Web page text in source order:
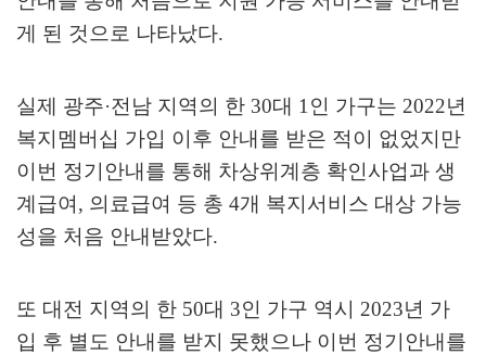
게 된 것으로 나타났다.
실제 광주·전남 지역의 한 30대 1 인 가구는 2022년
복지멤버십 가입 이후 안내를 받은 적이 없었지만
이번 정기안내를 통해 차상위계층 확인사업과 생
계급여 , 의료급여 등 총 4개 복지서비스 대상 가능
성을 처음 안내받았다.
또 대전 지역의 한 50대 3인 가구 역시 2023년 가
입 후 별도 안내를 받지 못했으나 이번 정기안내를